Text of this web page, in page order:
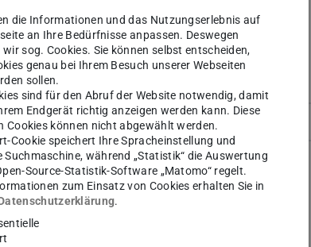
-23420
L1|01 534
eickhoff@ad.tu-...
-23469
L1|01 544
die Informationen und das Nutzungserlebnis auf
an Ihre Bedürfnisse anpassen. Deswegen
sog. Cookies. Sie können selbst entscheiden,
genau bei Ihrem Besuch unserer Webseiten
sollen.
sind für den Abruf der Website notwendig, damit
Endgerät richtig anzeigen werden kann. Diese
Cookies können nicht abgewählt werden.
Cookie speichert Ihre Spracheinstellung und
Suchmaschine, während „Statistik“ die Auswertung
Source-Statistik-Software „Matomo“ regelt.
zum Einsatz von Cookies erhalten Sie in
.